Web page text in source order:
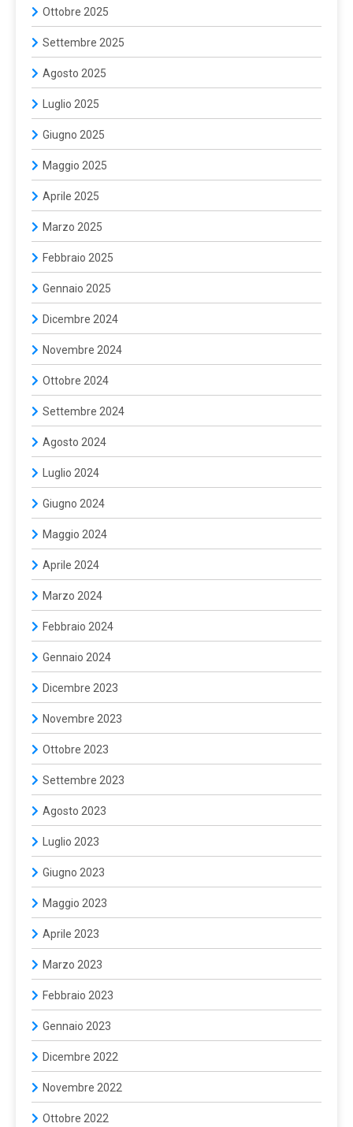
Ottobre 2025
Settembre 2025
Agosto 2025
Luglio 2025
Giugno 2025
Maggio 2025
Aprile 2025
Marzo 2025
Febbraio 2025
Gennaio 2025
Dicembre 2024
Novembre 2024
Ottobre 2024
Settembre 2024
Agosto 2024
Luglio 2024
Giugno 2024
Maggio 2024
Aprile 2024
Marzo 2024
Febbraio 2024
Gennaio 2024
Dicembre 2023
Novembre 2023
Ottobre 2023
Settembre 2023
Agosto 2023
Luglio 2023
Giugno 2023
Maggio 2023
Aprile 2023
Marzo 2023
Febbraio 2023
Gennaio 2023
Dicembre 2022
Novembre 2022
Ottobre 2022